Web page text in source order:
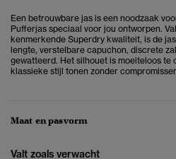
Een betrouwbare jas is een noodzaak
Pufferjas speciaal voor jou ontworpen.
kenmerkende Superdry kwaliteit, is de
lengte, verstelbare capuchon, discrete
gewatteerd. Het silhouet is moeiteloos te
klassieke stijl tonen zonder
Maat en pasvorm
Valt zoals verwacht